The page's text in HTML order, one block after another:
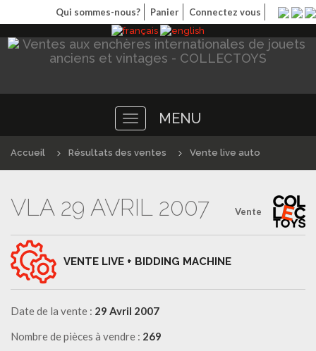
Qui sommes-nous? Panier Connectez vous
Toggle
navigation
MENU
Accueil Résultats des ventes Vente live auto
Vente
VLA 29 AVRIL 2007
VENTE LIVE + BIDDING MACHINE
Date de la vente : 29 Avril 2007
Nombre de pièces à vendre : 269